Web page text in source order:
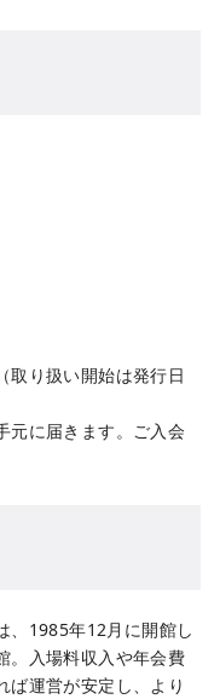
（取り扱い開始は発行日
元に届きます。ご入会
、1985年12月に開館し
。入場料収入や年会費
ば運営が安定し、より